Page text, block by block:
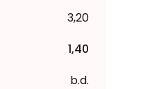
3,20
1,40
b.d.